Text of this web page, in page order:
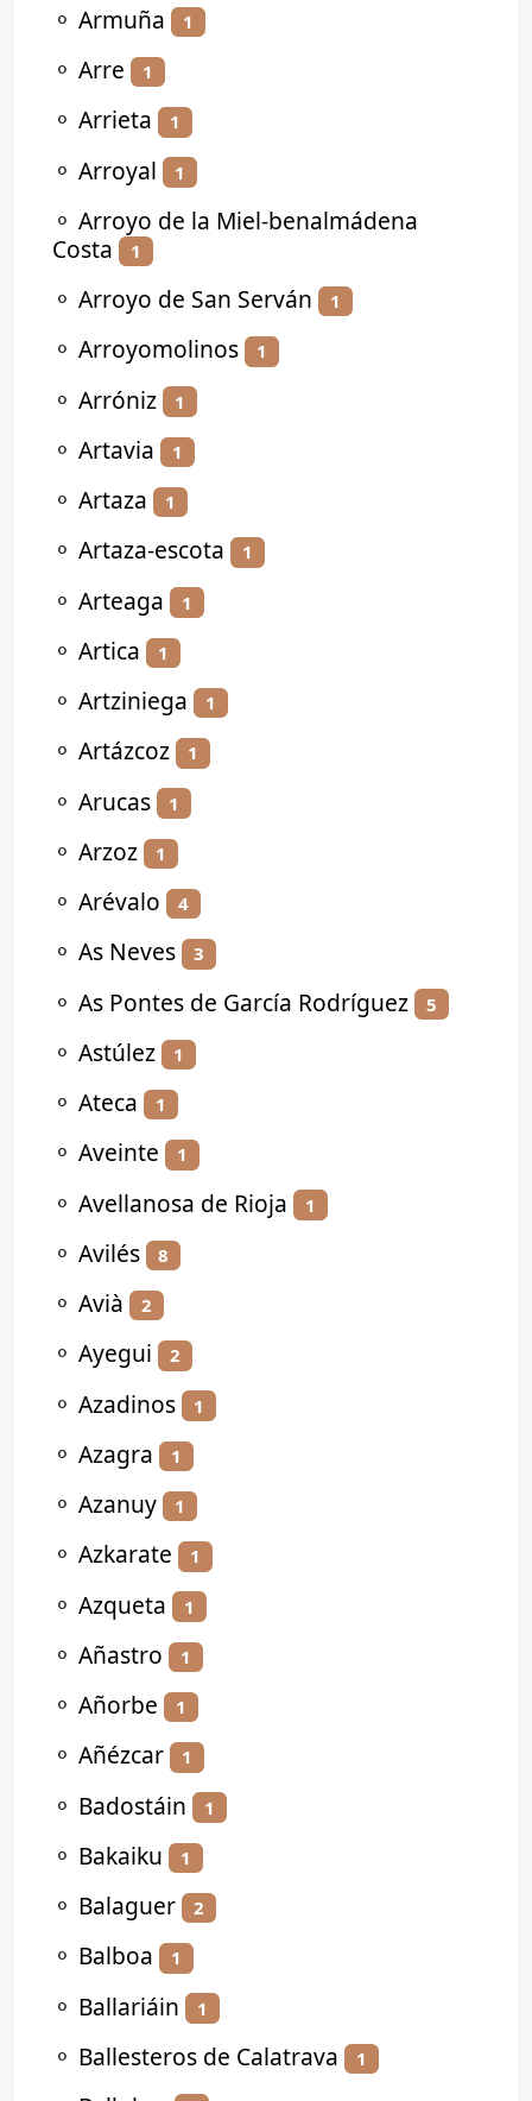
⚬ Armuña 1
⚬ Arre 1
⚬ Arrieta 1
⚬ Arroyal 1
⚬ Arroyo de la Miel-benalmádena
Costa
1
⚬ Arroyo de San Serván 1
⚬ Arroyomolinos 1
⚬ Arróniz 1
⚬ Artavia 1
⚬ Artaza 1
⚬ Artaza-escota 1
⚬ Arteaga 1
⚬ Artica 1
⚬ Artziniega 1
⚬ Artázcoz 1
⚬ Arucas 1
⚬ Arzoz 1
⚬ Arévalo 4
⚬ As Neves 3
⚬ As Pontes de García Rodríguez 5
⚬ Astúlez 1
⚬ Ateca 1
⚬ Aveinte 1
⚬ Avellanosa de Rioja 1
⚬ Avilés 8
⚬ Avià 2
⚬ Ayegui 2
⚬ Azadinos 1
⚬ Azagra 1
⚬ Azanuy 1
⚬ Azkarate 1
⚬ Azqueta 1
⚬ Añastro 1
⚬ Añorbe 1
⚬ Añézcar 1
⚬ Badostáin 1
⚬ Bakaiku 1
⚬ Balaguer 2
⚬ Balboa 1
⚬ Ballariáin 1
⚬ Ballesteros de Calatrava 1